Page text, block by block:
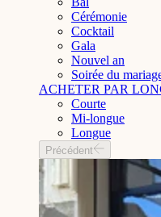
Cérémonie
Cocktail
Gala
Nouvel an
Soirée du
ACHETER PAR
Courte
Mi-longue
Longue
Précédent